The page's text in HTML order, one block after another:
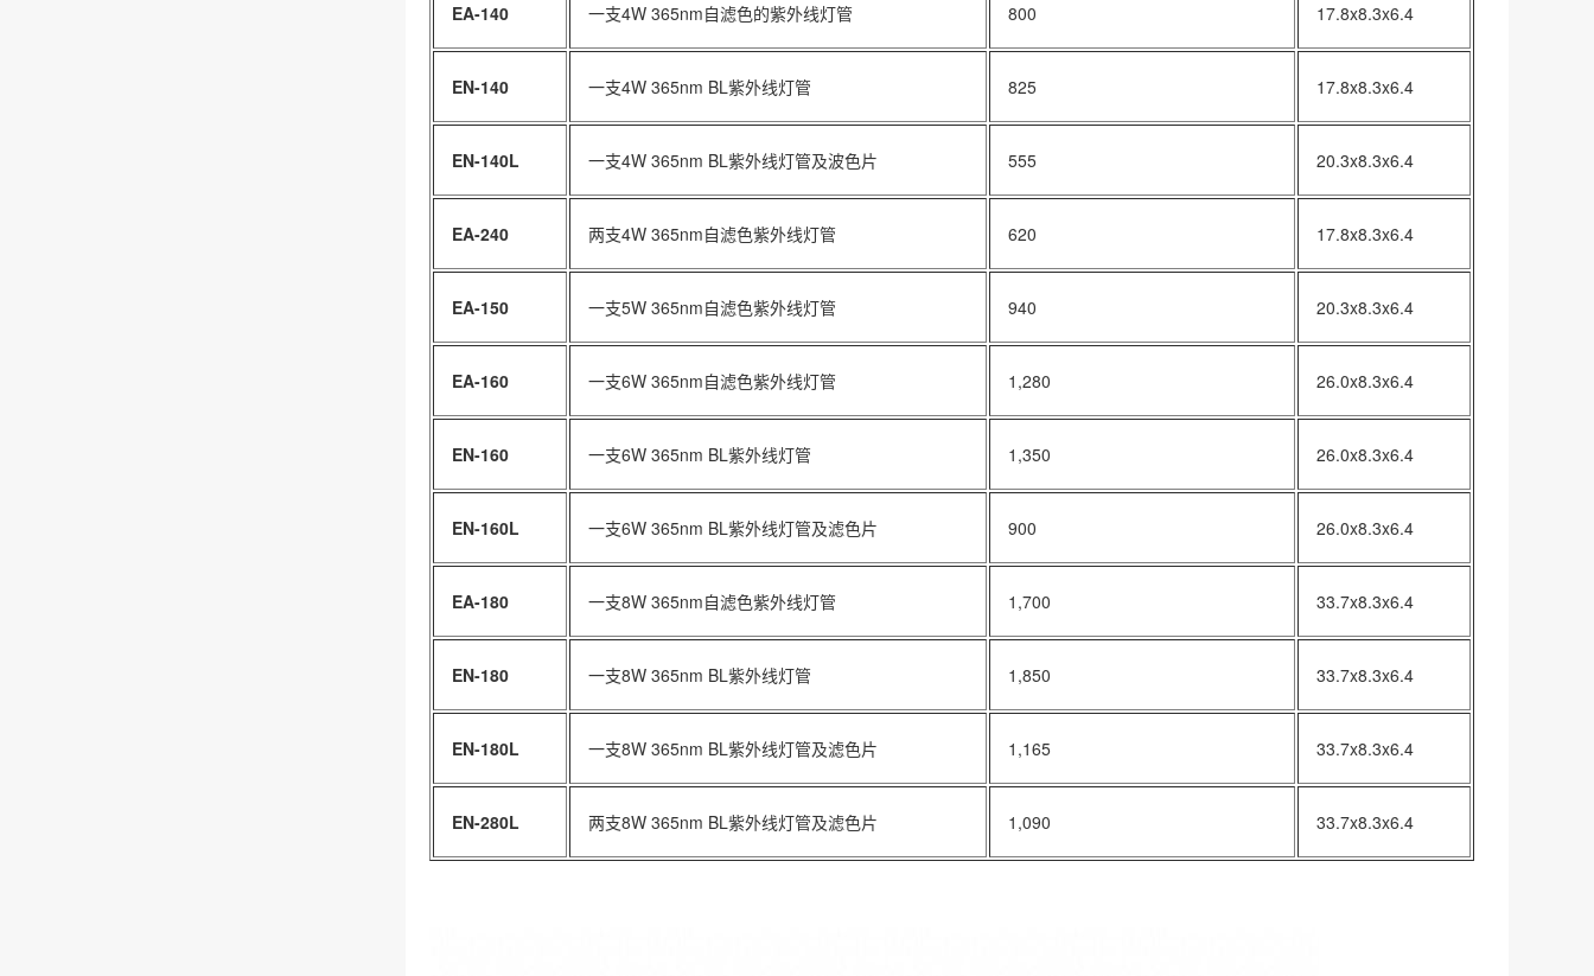
EA-140 一支4W 365nm自滤色的紫外线灯管 800 17.8x8.3x6.4
EN-140 一支4W 365nm BL紫外线灯管 825 17.8x8.3x6.4
EN-140L 一支4W 365nm BL紫外线灯管及波色片 555 20.3x8.3x6.4
EA-240 两支4W 365nm自滤色紫外线灯管 620 17.8x8.3x6.4
EA-150 一支5W 365nm自滤色紫外线灯管 940 20.3x8.3x6.4
EA-160 一支6W 365nm自滤色紫外线灯管 1,280 26.0x8.3x6.4
EN-160 一支6W 365nm BL紫外线灯管 1,350 26.0x8.3x6.4
EN-160L 一支6W 365nm BL紫外线灯管及滤色片 900 26.0x8.3x6.4
EA-180 一支8W 365nm自滤色紫外线灯管 1,700 33.7x8.3x6.4
EN-180 一支8W 365nm BL紫外线灯管 1,850 33.7x8.3x6.4
EN-180L 一支8W 365nm BL紫外线灯管及滤色片 1,165 33.7x8.3x6.4
EN-280L 两支8W 365nm BL紫外线灯管及滤色片 1,090 33.7x8.3x6.4